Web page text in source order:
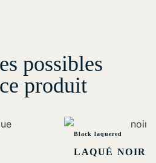
possibles
produit
Black laquered
LAQUÉ NOIR